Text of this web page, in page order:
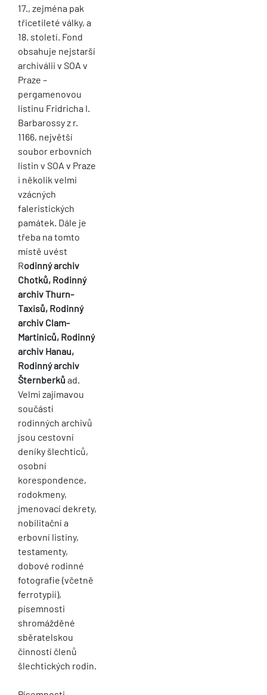
17., zejména pak
třicetileté války, a
18. století. Fond
obsahuje nejstarší
archiválii v SOA v
Praze –
pergamenovou
listinu Fridricha I.
Barbarossy z r.
1166, největší
soubor erbovních
listin v SOA v Praze
i několik velmi
vzácných
faleristických
památek. Dále je
třeba na tomto
místě uvést
Rodinný archiv
Chotků, Rodinný
archiv Thurn-
Taxisů, Rodinný
archiv Clam-
Martiniců, Rodinný
archiv Hanau,
Rodinný archiv
Šternberků ad.
Velmi zajímavou
součástí
rodinných archivů
jsou cestovní
deníky šlechticů,
osobní
korespondence,
rodokmeny,
jmenovací dekrety,
nobilitační a
erbovní listiny,
testamenty,
dobové rodinné
fotografie (včetně
ferrotypií),
písemnosti
shromážděné
sběratelskou
činností členů
šlechtických rodin.